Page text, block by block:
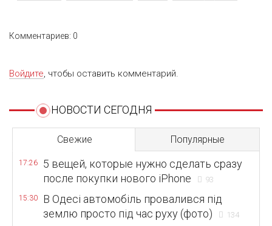
Комментариев: 0
Войдите, чтобы оставить комментарий.
НОВОСТИ СЕГОДНЯ
Свежие Популярные
17:26
5 вещей, которые нужно сделать сразу
после покупки нового iPhone
93
15:30
В Одесі автомобіль провалився під
землю просто під час руху (фото)
134